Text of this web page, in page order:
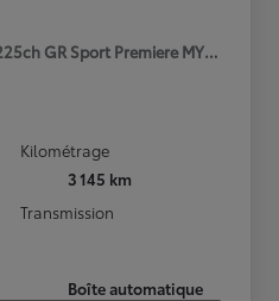
GR Sport Premiere MY25
Kilométrage
3 145 km
Transmission
Boîte automatique